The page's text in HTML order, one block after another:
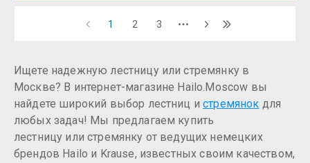
1 2 3
Ищете надежную лестницу или стремянку в
Москве? В интернет-магазине Hailo.Moscow вы
найдете широкий выбор лестниц истремянок для
любых задач! Мы предлагаем купить
лестницу или стремянку от ведущих немецких
брендов Hailo и Krause, известных своим качеством,